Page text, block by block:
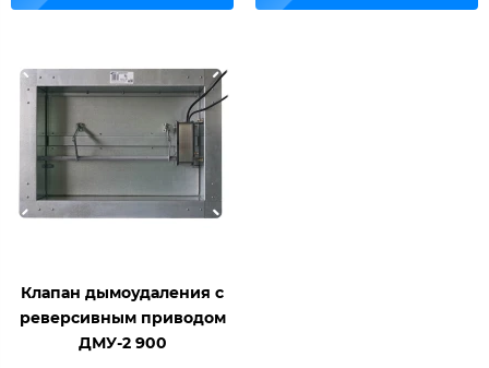
Клапан дымоудаления с
реверсивным приводом
ДМУ-2 900